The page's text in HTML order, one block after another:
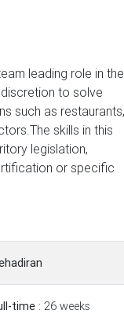
leading role in the
to solve
such as restaurants,
skills in this
legislation,
or specific
time : 26 weeks